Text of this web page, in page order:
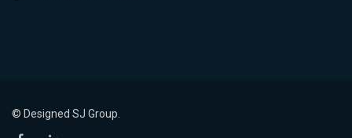
© Designed SJ Group.